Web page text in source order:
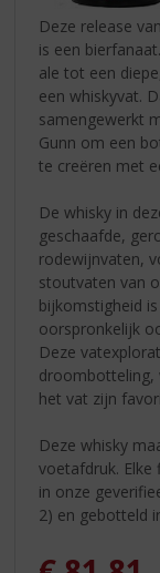
Deze release
is een
ale tot een
een whiskyvat.
samengewerkt
Gunn om een
te creëren met
De whisky in
geschaafde,
rodewijnvaten,
stoutvaten van
bijkomstigheid
oorspronkelijk
Deze
droombotteling,
het vat zijn
Deze whisky
voetafdruk. Elke
in onze
2) en gebotteld